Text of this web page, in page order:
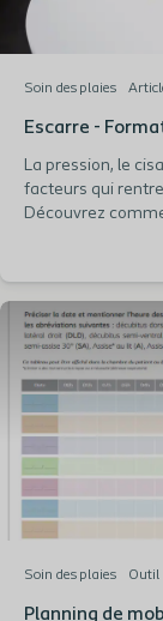
Soin des plaies
Escarre -
La pression, le
facteurs qui
Découvrez
Soin des plaies Outil
Planning de